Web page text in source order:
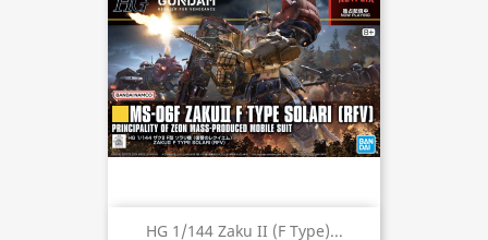
HG 1/144 Zaku II (F Type)...